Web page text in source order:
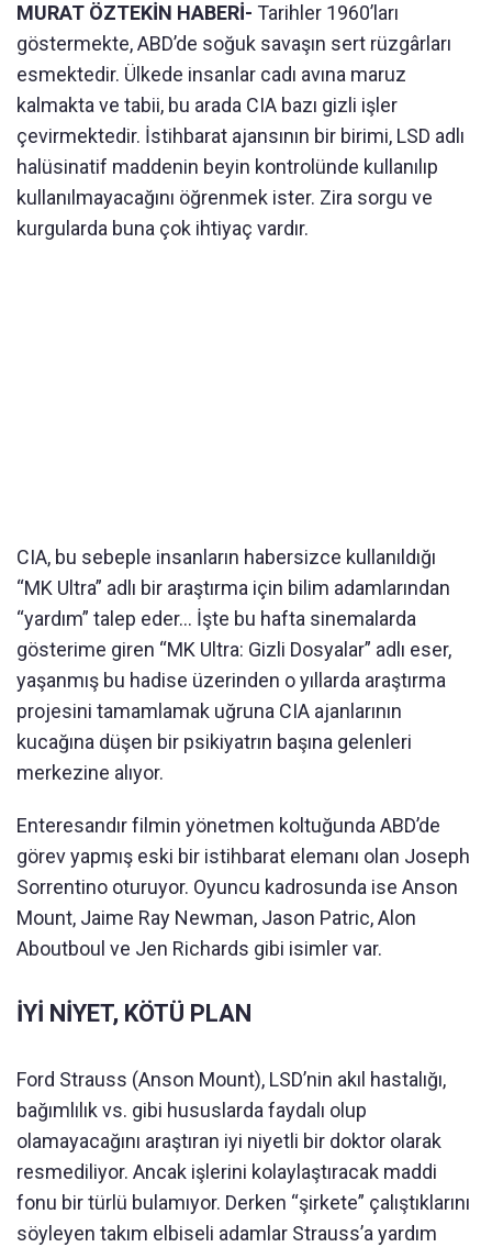
MURAT ÖZTEKİN HABERİ- Tarihler 1960’ları
göstermekte, ABD’de soğuk savaşın sert rüzgârları
esmektedir. Ülkede insanlar cadı avına maruz
kalmakta ve tabii, bu arada CIA bazı gizli işler
çevirmektedir. İstihbarat ajansının bir birimi, LSD adlı
halüsinatif maddenin beyin kontrolünde kullanılıp
kullanılmayacağını öğrenmek ister. Zira sorgu ve
kurgularda buna çok ihtiyaç vardır.
CIA, bu sebeple insanların habersizce kullanıldığı
“MK Ultra” adlı bir araştırma için bilim adamlarından
“yardım” talep eder… İşte bu hafta sinemalarda
gösterime giren “MK Ultra: Gizli Dosyalar” adlı eser,
yaşanmış bu hadise üzerinden o yıllarda araştırma
projesini tamamlamak uğruna CIA ajanlarının
kucağına düşen bir psikiyatrın başına gelenleri
merkezine alıyor.
Enteresandır filmin yönetmen koltuğunda ABD’de
görev yapmış eski bir istihbarat elemanı olan Joseph
Sorrentino oturuyor. Oyuncu kadrosunda ise Anson
Mount, Jaime Ray Newman, Jason Patric, Alon
Aboutboul ve Jen Richards gibi isimler var.
İYİ NİYET, KÖTÜ PLAN
Ford Strauss (Anson Mount), LSD’nin akıl hastalığı,
bağımlılık vs. gibi hususlarda faydalı olup
olamayacağını araştıran iyi niyetli bir doktor olarak
resmediliyor. Ancak işlerini kolaylaştıracak maddi
fonu bir türlü bulamıyor. Derken “şirkete” çalıştıklarını
söyleyen takım elbiseli adamlar Strauss’a yardım